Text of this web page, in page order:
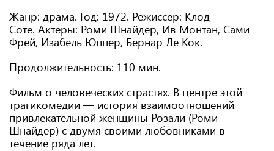
Жанр: драма. Год: 1972. Режиссер: Клод
Соте. Актеры: Роми Шнайдер, Ив Монтан, Сами
Фрей, Изабель Юппер, Бернар Ле Кок.
Продолжительность: 110 мин.
Фильм о человеческих страстях. В центре этой
трагикомедии — история взаимоотношений
привлекательной женщины Розали (Роми
Шнайдер) с двумя своими любовниками в
течение ряда лет.